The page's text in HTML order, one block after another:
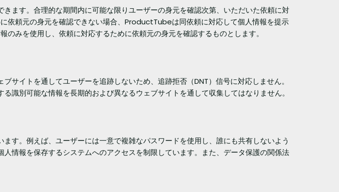
ます。合理的な期間内に可能な限りユーザーの身元を確認次第、いただいた依頼に対
頼元の身元を確認できない場合、ProductTubeは同依頼に対応して個人情報を提示
みを使用し、依頼に対応するために依頼元の身元を確認するものとします。
サイトを通してユーザーを追跡しないため、追跡拒否（DNT）信号に対応しません。
識別可能な情報を長期的および異なるウェブサイトを通して収集してはなりません。
す。例えば、ユーザーには一意で複雑なパスワードを使用し、誰にも共有しないよう
情報を保存するシステムへのアクセスを制限しています。また、データ保護の関係法